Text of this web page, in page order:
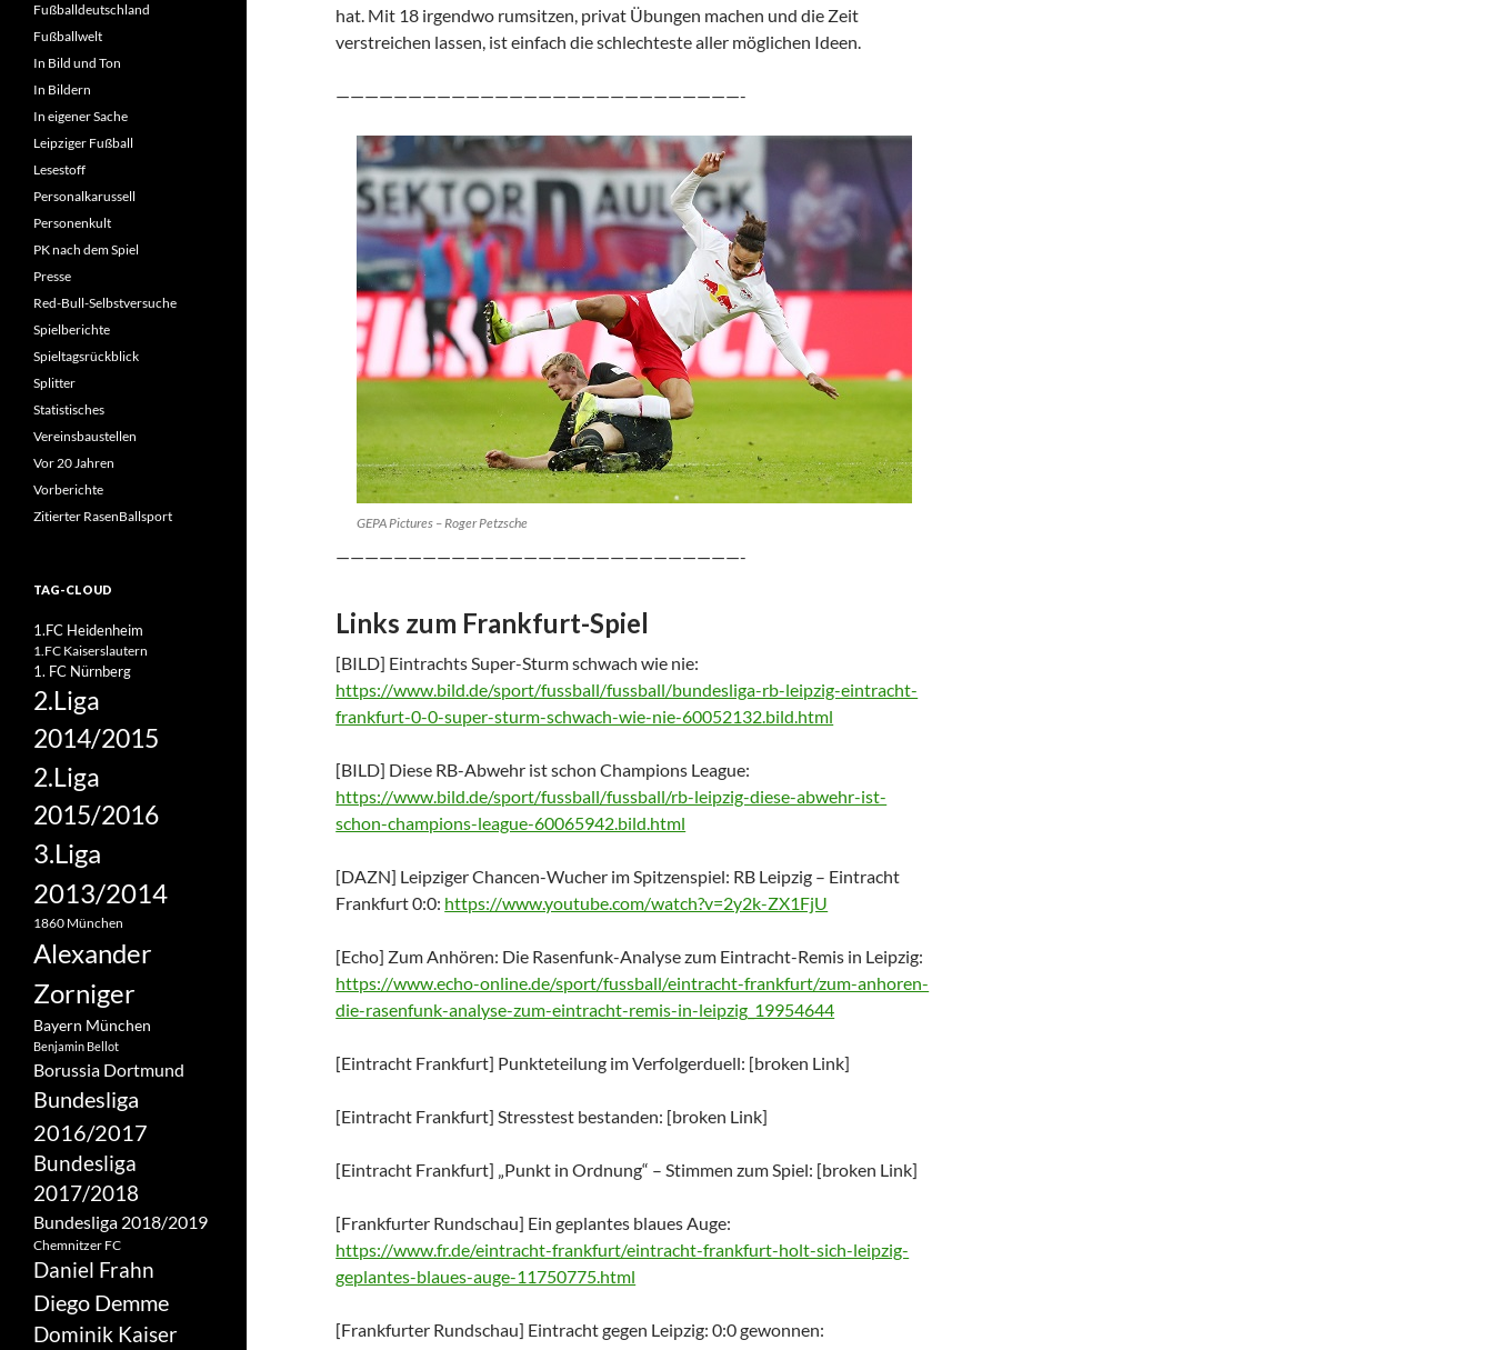
hat. Mit 18 irgendwo rumsitzen, privat Übungen machen und die Zeit
verstreichen lassen, ist einfach die schlechteste aller möglichen Ideen.
————————————————————————————-
GEPA Pictures – Roger Petzsche
————————————————————————————-
Links zum Frankfurt-Spiel
[BILD] Eintrachts Super-Sturm schwach wie nie:
https://www.bild.de/sport/fussball/fussball/bundesliga-rb-leipzig-eintracht-
frankfurt-0-0-super-sturm-schwach-wie-nie-60052132.bild.html
[BILD] Diese RB-Abwehr ist schon Champions League:
https://www.bild.de/sport/fussball/fussball/rb-leipzig-diese-abwehr-ist-
schon-champions-league-60065942.bild.html
[DAZN] Leipziger Chancen-Wucher im Spitzenspiel: RB Leipzig – Eintracht
Frankfurt 0:0: https://www.youtube.com/watch?v=2y2k-ZX1FjU
[Echo] Zum Anhören: Die Rasenfunk-Analyse zum Eintracht-Remis in Leipzig:
https://www.echo-online.de/sport/fussball/eintracht-frankfurt/zum-anhoren-
die-rasenfunk-analyse-zum-eintracht-remis-in-leipzig_19954644
[Eintracht Frankfurt] Punkteteilung im Verfolgerduell: [broken Link]
[Eintracht Frankfurt] Stresstest bestanden: [broken Link]
[Eintracht Frankfurt] „Punkt in Ordnung“ – Stimmen zum Spiel: [broken Link]
[Frankfurter Rundschau] Ein geplantes blaues Auge:
https://www.fr.de/eintracht-frankfurt/eintracht-frankfurt-holt-sich-leipzig-
geplantes-blaues-auge-11750775.html
[Frankfurter Rundschau] Eintracht gegen Leipzig: 0:0 gewonnen:
Fußballdeutschland
Fußballwelt
In Bild und Ton
In Bildern
In eigener Sache
Leipziger Fußball
Lesestoff
Personalkarussell
Personenkult
PK nach dem Spiel
Presse
Red-Bull-Selbstversuche
Spielberichte
Spieltagsrückblick
Splitter
Statistisches
Vereinsbaustellen
Vor 20 Jahren
Vorberichte
Zitierter RasenBallsport
TAG-CLOUD
1.FC Heidenheim
1.FC Kaiserslautern
1. FC Nürnberg
2.Liga
2014/2015
2.Liga
2015/2016
3.Liga
2013/2014
1860 München
Alexander
Zorniger
Bayern München
Benjamin Bellot
Borussia Dortmund
Bundesliga
2016/2017
Bundesliga
2017/2018
Bundesliga 2018/2019
Chemnitzer FC
Daniel Frahn
Diego Demme
Dominik Kaiser